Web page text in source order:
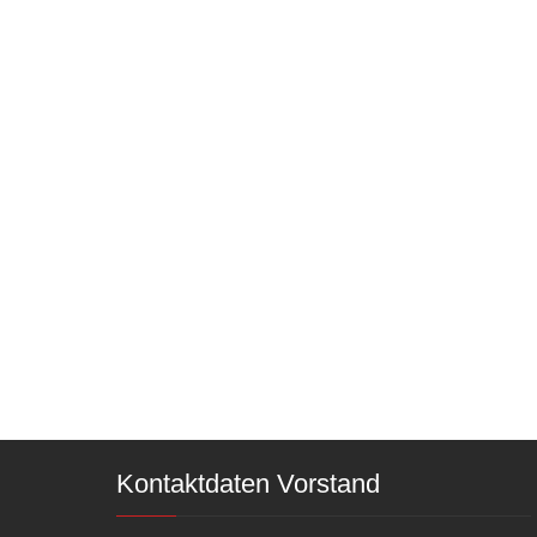
Kontaktdaten Vorstand